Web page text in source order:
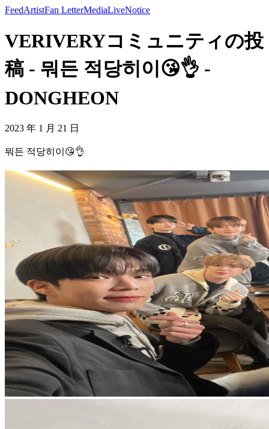
FeedArtistFan LetterMediaLiveNotice
VERIVERYコミュニティの投
稿 - 뭐든 적당히이😘👌 -
DONGHEON
2023 年 1 月 21 日
뭐든 적당히이😘👌